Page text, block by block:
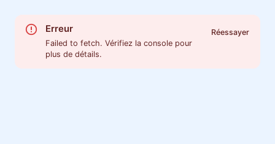
Erreur
Failed to fetch. Vérifiez la console pour
plus de détails.
Réessayer